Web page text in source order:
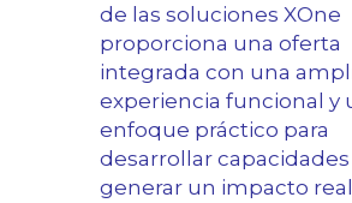
de las soluciones XOne
proporciona una oferta
integrada con una
experiencia funcional y
enfoque práctico para
desarrollar capacidades
generar un impacto